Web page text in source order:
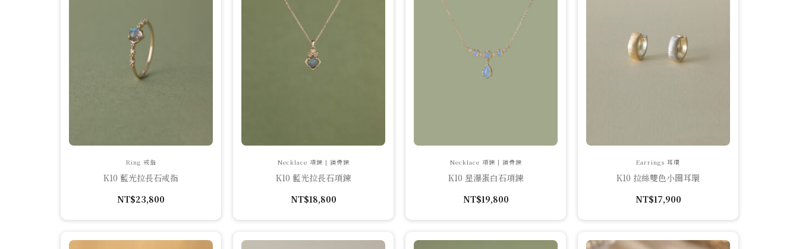
Ring 戒指
K10 藍光拉長石戒指
NT$23,800
Necklace 項鍊 | 鎖骨鍊
K10 藍光拉長石項鍊
NT$18,800
Necklace 項鍊 | 鎖骨鍊
K10 星瀑蛋白石項鍊
NT$19,800
Earrings 耳環
K10 拉絲雙色小圈耳環
NT$17,900